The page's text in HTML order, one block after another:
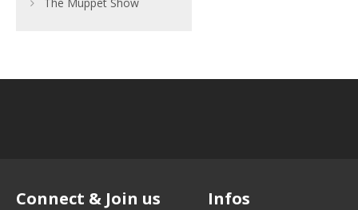
Connect & Join us Infos